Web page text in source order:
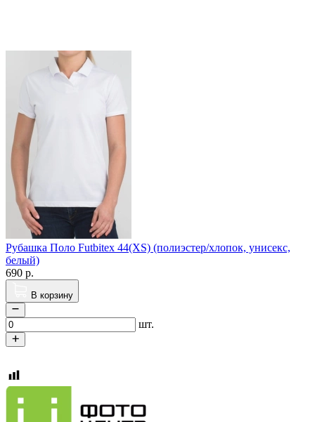
Рубашка Поло Futbitex 44(XS) (полиэстер/хлопок, унисекс,
белый)
690 р.
В корзину
шт.